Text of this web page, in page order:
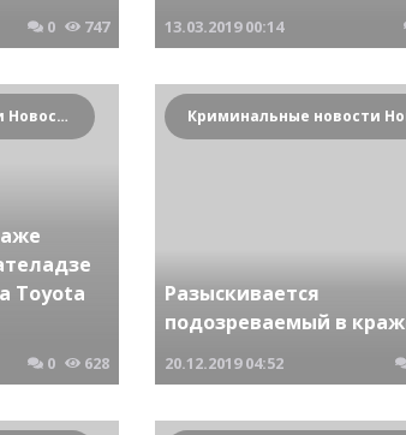
0 747 13.03.2019 00:14
Криминальные новости Новосибирска и Сибирского региона
Toyota
0 628
Разыскивается
подозреваемый в
20.12.2019 04:52